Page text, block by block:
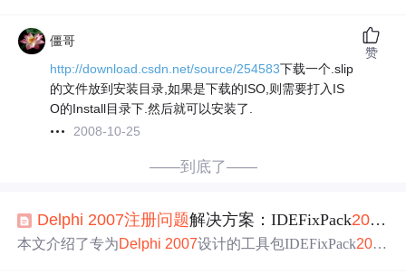
僵哥
http://download.csdn.net/source/254583下载一个.slip
的文件放到安装目录,如果是下载的ISO,则需要打入IS
O的Install目录下.然后就可以安装了.
2008-10-25
赞
——到底了——
Delphi 2007注册问题解决方案：IDEFixPack2007
本文介绍了专为Delphi 2007设计的工具包IDEFixPack200